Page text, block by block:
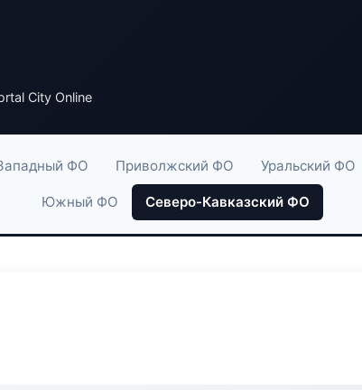
City Online
ФО Приволжский ФО Уральский ФО
Южный ФО Северо-Кавказский ФО